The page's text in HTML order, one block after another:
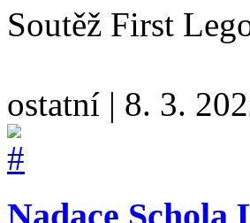
Soutěž First
ostatní | 8. 3.